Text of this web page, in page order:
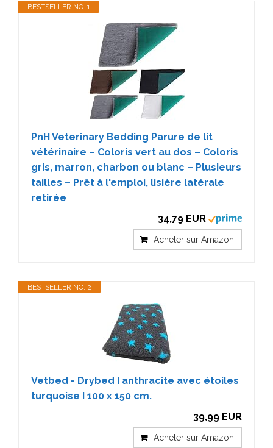
BESTSELLER NO. 1
PnH Veterinary Bedding Parure de lit
vétérinaire – Coloris vert au dos – Coloris
gris, marron, charbon ou blanc – Plusieurs
tailles – Prêt à l'emploi, lisière latérale
retirée
34,79 EUR
Acheter sur Amazon
BESTSELLER NO. 2
Vetbed - Drybed I anthracite avec étoiles
turquoise I 100 x 150 cm.
39,99 EUR
Acheter sur Amazon